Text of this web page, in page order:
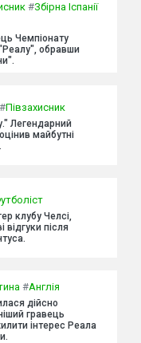
#Збірна Іспанії
Чемпіонату
обравши
#Півзахисник
Легендарний
майбутні
клубу Челсі,
відгуки після
#Англія
дійсно
гравець
інтерес Реала